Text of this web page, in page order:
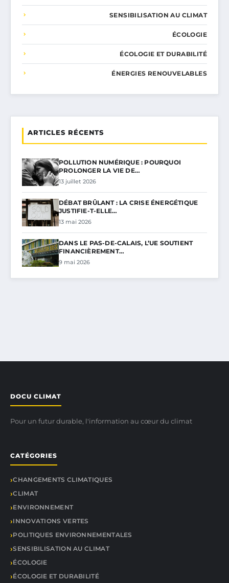
SENSIBILISATION AU CLIMAT
ÉCOLOGIE
ÉCOLOGIE ET DURABILITÉ
ÉNERGIES RENOUVELABLES
ARTICLES RÉCENTS
POLLUTION NUMÉRIQUE : POURQUOI
PROLONGER LA VIE DE…
13 juillet 2026
DÉBAT BRÛLANT : LA CRISE ÉNERGÉTIQUE
JUSTIFIE-T-ELLE…
13 mai 2026
DANS LE PAS-DE-CALAIS, L’UE SOUTIENT
FINANCIÈREMENT…
9 mai 2026
DOCU CLIMAT
Pour un futur durable, l'information au cœur du climat
CATÉGORIES
CHANGEMENTS CLIMATIQUES
CLIMAT
ENVIRONNEMENT
INNOVATIONS VERTES
POLITIQUES ENVIRONNEMENTALES
SENSIBILISATION AU CLIMAT
ÉCOLOGIE
ÉCOLOGIE ET DURABILITÉ